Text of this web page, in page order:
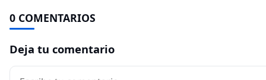
0 COMENTARIOS
Deja tu comentario
Comentario